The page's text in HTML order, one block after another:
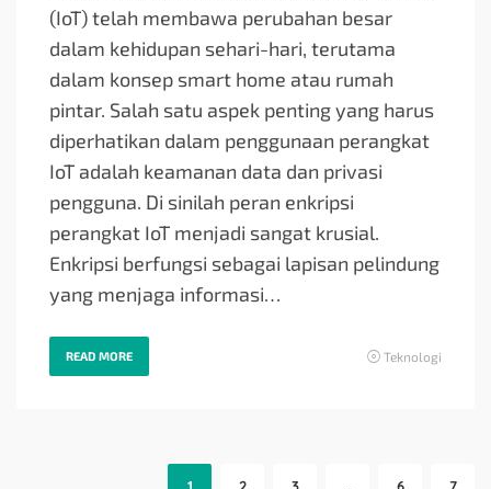
(IoT) telah membawa perubahan besar
dalam kehidupan sehari-hari, terutama
dalam konsep smart home atau rumah
pintar. Salah satu aspek penting yang harus
diperhatikan dalam penggunaan perangkat
IoT adalah keamanan data dan privasi
pengguna. Di sinilah peran enkripsi
perangkat IoT menjadi sangat krusial.
Enkripsi berfungsi sebagai lapisan pelindung
yang menjaga informasi…
READ MORE Teknologi
1 2 3 … 6 7